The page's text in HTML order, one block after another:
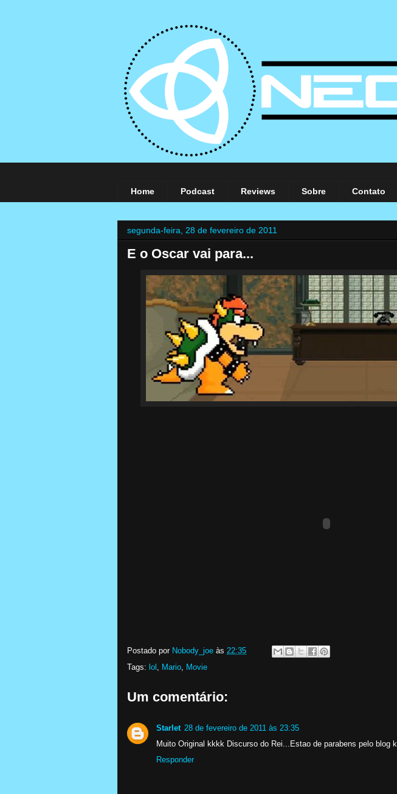
Home Podcast Reviews Sobre Contato
segunda-feira, 28 de fevereiro de 2011
E o Oscar vai para...
Postado por Nobody_joe às 22:35
Tags: lol Mario Movie
Um comentário:
Starlet 28 de fevereiro de 2011 às 23:35
Muito Original kkkk Discurso do Rei...Estao de parabens pelo blog k,
Responder